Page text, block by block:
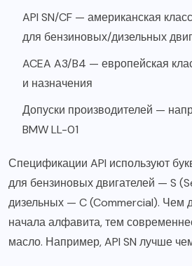
API SN/CF — американская
для бензиновых/дизельных
ACEA A3/B4 — европейская
и назначения
Допуски производителей —
BMW LL-01
Спецификации API используют
для бензиновых двигателей — S
дизельных — C (Commercial). Чем
начала алфавита, тем
масло. Например, API SN лучше